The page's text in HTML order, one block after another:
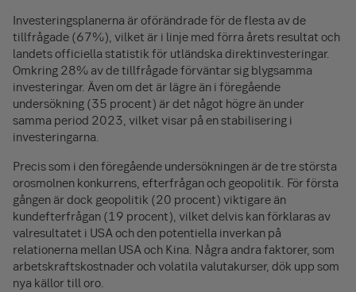
Investeringsplanerna är oförändrade för de flesta av de
tillfrågade (67%), vilket är i linje med förra årets resultat och
landets officiella statistik för utländska direktinvesteringar.
Omkring 28% av de tillfrågade förväntar sig blygsamma
investeringar. Även om det är lägre än i föregående
undersökning (35 procent) är det något högre än under
samma period 2023, vilket visar på en stabilisering i
investeringarna.
Precis som i den föregående undersökningen är de tre största
orosmolnen konkurrens, efterfrågan och geopolitik. För första
gången är dock geopolitik (20 procent) viktigare än
kundefterfrågan (19 procent), vilket delvis kan förklaras av
valresultatet i USA och den potentiella inverkan på
relationerna mellan USA och Kina. Några andra faktorer, som
arbetskraftskostnader och volatila valutakurser, dök upp som
nya källor till oro.